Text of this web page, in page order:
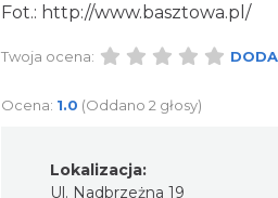
Fot.: http://www.basztowa.pl/
Twoja ocena:
Ocena: 1.0 (Oddano 2 głosy)
Lokalizacja:
Ul. Nadbrzeżna 19